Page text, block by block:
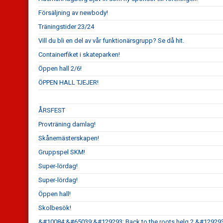
Försäljning av newbody!
Träningstider 23/24
Vill du bli en del av vår funktionärsgrupp? Se då hit.
Containerfiket i skateparken!
Öppen hall 2/6!
ÖPPEN HALL TJEJER!
ÅRSFEST
Provträning damlag!
Skånemästerskapen!
Gruppspel SKM!
Super-lördag!
Super-lördag!
Öppen hall!
Skolbesök!